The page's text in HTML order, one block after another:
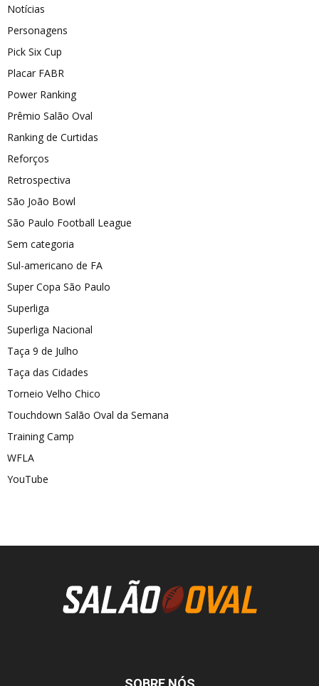
Notícias
Personagens
Pick Six Cup
Placar FABR
Power Ranking
Prêmio Salão Oval
Ranking de Curtidas
Reforços
Retrospectiva
São João Bowl
São Paulo Football League
Sem categoria
Sul-americano de FA
Super Copa São Paulo
Superliga
Superliga Nacional
Taça 9 de Julho
Taça das Cidades
Torneio Velho Chico
Touchdown Salão Oval da Semana
Training Camp
WFLA
YouTube